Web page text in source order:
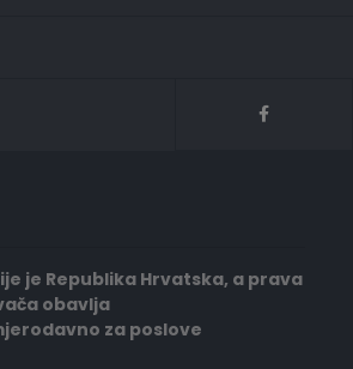
je Republika Hrvatska, a prava
obavlja
za poslove